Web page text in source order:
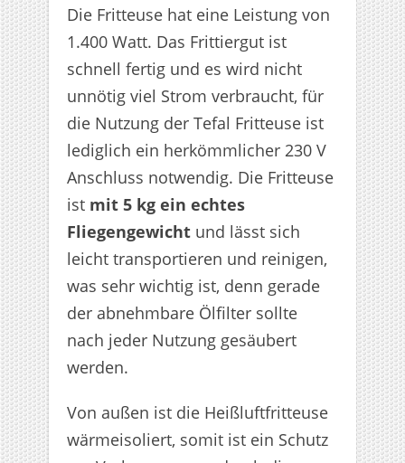
Die Fritteuse hat eine Leistung von
1.400 Watt. Das Frittiergut ist
schnell fertig und es wird nicht
unnötig viel Strom verbraucht, für
die Nutzung der Tefal Fritteuse ist
lediglich ein herkömmlicher 230 V
Anschluss notwendig. Die Fritteuse
ist mit 5 kg ein echtes
Fliegengewicht und lässt sich
leicht transportieren und reinigen,
was sehr wichtig ist, denn gerade
der abnehmbare Ölfilter sollte
nach jeder Nutzung gesäubert
werden.
Von außen ist die Heißluftfritteuse
wärmeisoliert, somit ist ein Schutz